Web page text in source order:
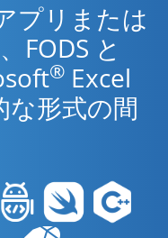
プリまたは
FODS と
® Excel
な形式の間